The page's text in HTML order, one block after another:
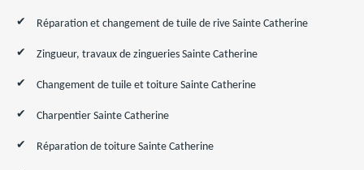
Réparation et changement de tuile de rive Sainte Catherine
Zingueur, travaux de zingueries Sainte Catherine
Changement de tuile et toiture Sainte Catherine
Charpentier Sainte Catherine
Réparation de toiture Sainte Catherine